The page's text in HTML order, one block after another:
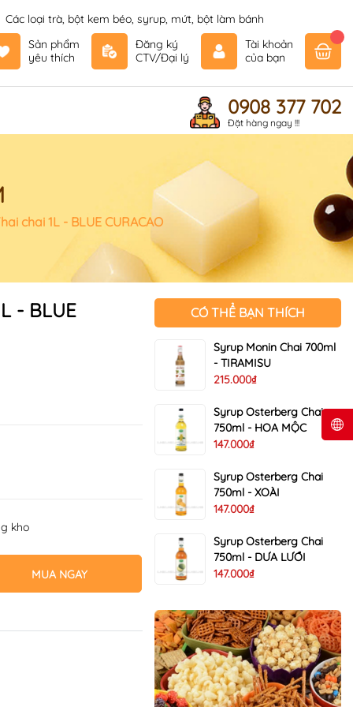
Các loại trà, bột kem béo, syrup, mứt, bột làm bánh
Sản phẩm
yêu thích
Đăng ký
CTV/Đại lý
Tài khoản
của bạn
0908 377 702
Đặt hàng ngay !!!
chai 1L - BLUE CURACAO
- BLUE
kho
MUA NGAY
CÓ THỂ BẠN THÍCH
Syrup Monin Chai 700ml
- TIRAMISU
215.000₫
Syrup Osterberg Chai
750ml - HOA MỘC
147.000₫
Syrup Osterberg Chai
750ml - XOÀI
147.000₫
Syrup Osterberg Chai
750ml - DƯA LƯỚI
147.000₫